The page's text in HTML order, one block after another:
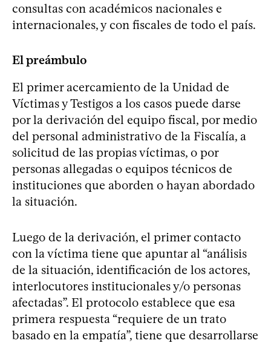
consultas con académicos nacionales e
internacionales, y con fiscales de todo el país.
El preámbulo
El primer acercamiento de la Unidad de
Víctimas y Testigos a los casos puede darse
por la derivación del equipo fiscal, por medio
del personal administrativo de la Fiscalía, a
solicitud de las propias víctimas, o por
personas allegadas o equipos técnicos de
instituciones que aborden o hayan abordado
la situación.
Luego de la derivación, el primer contacto
con la víctima tiene que apuntar al “análisis
de la situación, identificación de los actores,
interlocutores institucionales y/o personas
afectadas”. El protocolo establece que esa
primera respuesta “requiere de un trato
basado en la empatía”, tiene que desarrollarse